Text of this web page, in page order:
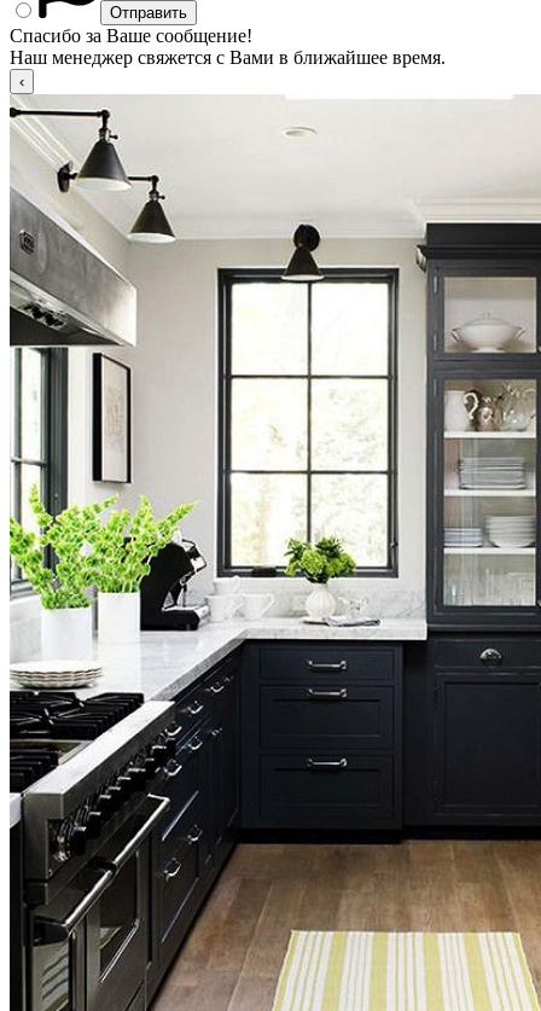
Спасибо за Ваше сообщение!
Наш менеджер свяжется с Вами в ближайшее время.